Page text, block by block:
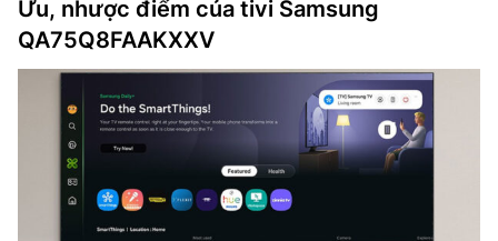
Ưu, nhược điểm của tivi Samsung
QA75Q8FAAKXXV